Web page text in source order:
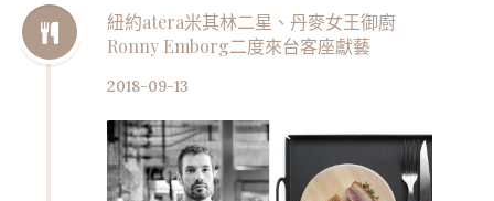
餐廳」來台獻藝，午晚宴各七道絕妙料理，一年
僅一次的限量星光大餐勢必掀起美食話題。 這
紐約atera米其林二星、丹麥女王御廚
Ronny Emborg二度來台客座獻藝
2018-09-13